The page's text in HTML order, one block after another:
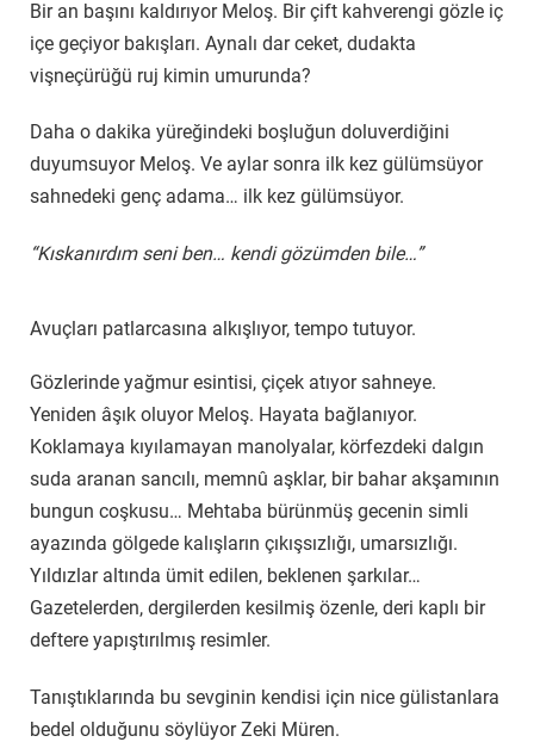
Bir an başını kaldırıyor Meloş. Bir çift kahverengi gözle iç
içe geçiyor bakışları. Aynalı dar ceket, dudakta
vişneçürüğü ruj kimin umurunda?
Daha o dakika yüreğindeki boşluğun doluverdiğini
duyumsuyor Meloş. Ve aylar sonra ilk kez gülümsüyor
sahnedeki genç adama… ilk kez gülümsüyor.
“Kıskanırdım seni ben… kendi gözümden bile…”
Avuçları patlarcasına alkışlıyor, tempo tutuyor.
Gözlerinde yağmur esintisi, çiçek atıyor sahneye.
Yeniden âşık oluyor Meloş. Hayata bağlanıyor.
Koklamaya kıyılamayan manolyalar, körfezdeki dalgın
suda aranan sancılı, memnû aşklar, bir bahar akşamının
bungun coşkusu… Mehtaba bürünmüş gecenin simli
ayazında gölgede kalışların çıkışsızlığı, umarsızlığı.
Yıldızlar altında ümit edilen, beklenen şarkılar…
Gazetelerden, dergilerden kesilmiş özenle, deri kaplı bir
deftere yapıştırılmış resimler.
Tanıştıklarında bu sevginin kendisi için nice gülistanlara
bedel olduğunu söylüyor Zeki Müren.